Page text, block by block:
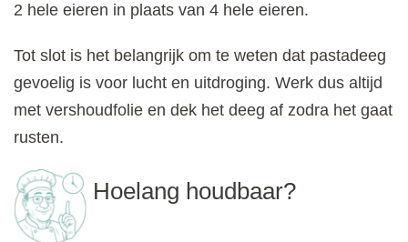
2 hele eieren in plaats van 4 hele eieren.
Tot slot is het belangrijk om te weten dat pastadeeg
gevoelig is voor lucht en uitdroging. Werk dus altijd
met vershoudfolie en dek het deeg af zodra het gaat
rusten.
Hoelang houdbaar?